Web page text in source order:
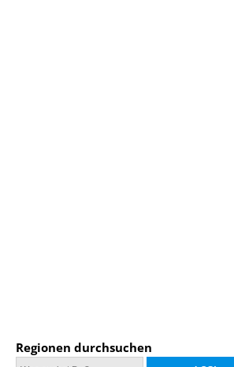
Regionen durchsuchen